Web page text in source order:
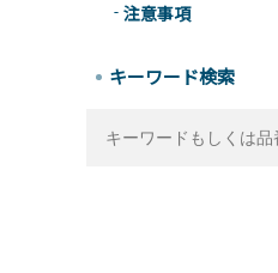
注意事項
キーワード検索